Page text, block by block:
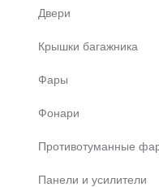
Двери
Крышки багажника
Фары
Фонари
Противотуманные
Панели и усилители